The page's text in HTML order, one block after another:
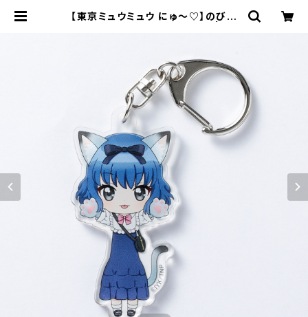
【東京ミュウミュウ にゅ〜♡】のび猫